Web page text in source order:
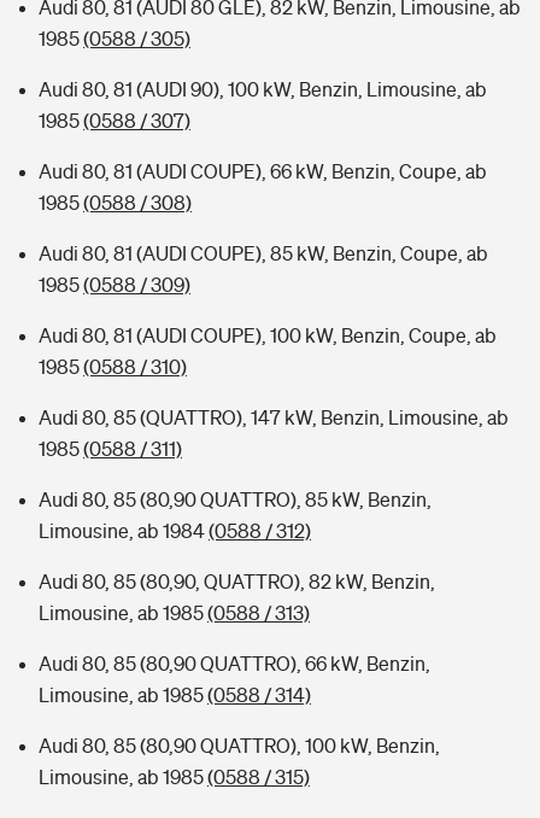
Audi 80, 81 (AUDI 80 GLE), 82 kW, Benzin, Limousine, ab
1985(0588 / 305)
Audi 80, 81 (AUDI 90), 100 kW, Benzin, Limousine, ab
1985(0588 / 307)
Audi 80, 81 (AUDI COUPE), 66 kW, Benzin, Coupe, ab
1985(0588 / 308)
Audi 80, 81 (AUDI COUPE), 85 kW, Benzin, Coupe, ab
1985(0588 / 309)
Audi 80, 81 (AUDI COUPE), 100 kW, Benzin, Coupe, ab
1985(0588 / 310)
Audi 80, 85 (QUATTRO), 147 kW, Benzin, Limousine, ab
1985(0588 / 311)
Audi 80, 85 (80,90 QUATTRO), 85 kW, Benzin,
Limousine, ab 1984(0588 / 312)
Audi 80, 85 (80,90, QUATTRO), 82 kW, Benzin,
Limousine, ab 1985(0588 / 313)
Audi 80, 85 (80,90 QUATTRO), 66 kW, Benzin,
Limousine, ab 1985(0588 / 314)
Audi 80, 85 (80,90 QUATTRO), 100 kW, Benzin,
Limousine, ab 1985(0588 / 315)